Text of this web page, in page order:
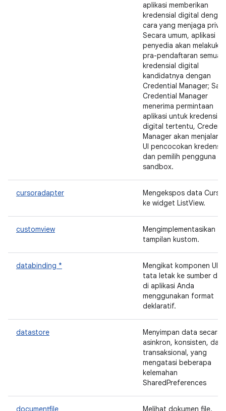
aplikasi memberikan
kredensial digital dengan
cara yang menjaga
Secara umum, aplikasi
penyedia akan
pra-pendaftaran semua
kredensial digital
kandidatnya dengan
Credential Manager;
Credential Manager
menerima permintaan
aplikasi untuk kredensial
digital tertentu,
Manager akan
UI pencocokan
dan pemilih pengguna di
sandbox.
cursoradapter
Mengekspos data Cursor
ke widget ListView.
customview
Mengimplementasikan
tampilan kustom.
databinding *
Mengikat komponen UI di
tata letak ke sumber
di aplikasi Anda
menggunakan format
deklaratif.
datastore
Menyimpan data secara
asinkron, konsisten, dan
transaksional, yang
mengatasi beberapa
kelemahan
SharedPreferences
documentfile Melihat dokumen file.